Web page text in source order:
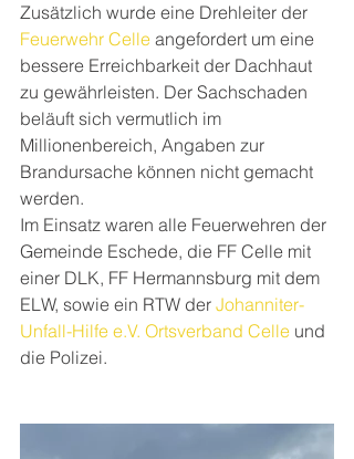
Zusätzlich wurde eine Drehleiter der
Feuerwehr Celle angefordert um eine
bessere Erreichbarkeit der Dachhaut
zu gewährleisten. Der Sachschaden
beläuft sich vermutlich im
Millionenbereich, Angaben zur
Brandursache können nicht gemacht
werden.
Im Einsatz waren alle Feuerwehren der
Gemeinde Eschede, die FF Celle mit
einer DLK, FF Hermannsburg mit dem
ELW, sowie ein RTW der Johanniter-
Unfall-Hilfe e.V. Ortsverband Celle und
die Polizei.